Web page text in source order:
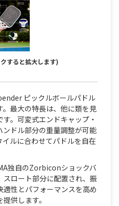
すると拡大します)
ピックルボールパドル
最大の特長は、他に類を見
。可変式エンドキャップ・
ドル部分の重量調整が可能
ルに合わせてパドルを自在
独自のZorbiconショックバ
ロート部分に配置され、振
性とパフォーマンスを高め
供します。